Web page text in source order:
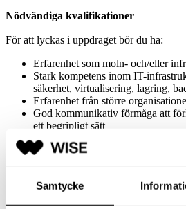
Samtycke
Nödvändiga kvalifikationer
För att lyckas i uppdraget bör du ha:
Erfarenhet som moln- och/eller
Stark kompetens inom IT-
säkerhet, virtualisering, lagring,
Erfarenhet från större
God kommunikativ förmåga att
ett begripligt sätt
Erfarenhet av molnplattformar,
Erfarenhet av
Meriterande erfarenhet